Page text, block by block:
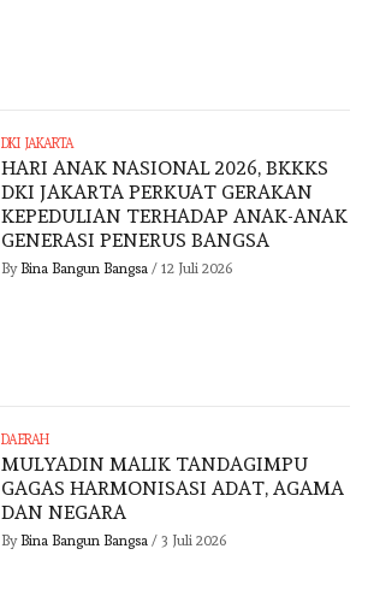
DKI JAKARTA
HARI ANAK NASIONAL 2026, BKKKS
DKI JAKARTA PERKUAT GERAKAN
KEPEDULIAN TERHADAP ANAK-ANAK
GENERASI PENERUS BANGSA
By Bina Bangun Bangsa/ 12 Juli 2026
DAERAH
MULYADIN MALIK TANDAGIMPU
GAGAS HARMONISASI ADAT, AGAMA
DAN NEGARA
By Bina Bangun Bangsa/ 3 Juli 2026